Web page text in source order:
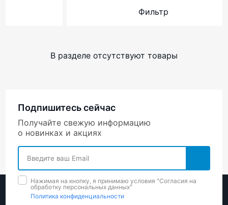
Фильтр
В разделе отсутствуют товары
Подпишитесь сейчас
Получайте свежую информацию
о новинках и акциях
Нажимая на кнопку, я принимаю условия "Cогласия на
обработку персональных данных"
Политика конфиденциальности